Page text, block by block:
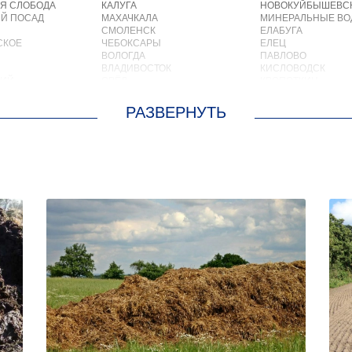
СЛОБОДА
ПОСАД
ПОЛЯНЫ
КАЛУГА
МАХАЧКАЛА
СМОЛЕНСК
ЧЕБОКСАРЫ
ВОЛОГДА
ВЛАДИВОСТОК
ОРЛОВ
КОСТРОМА
ПЕТРОЗАВОДСК
ОТРАДНЫЙ
ЧЕРЕПОВЕЦ
ОБЬ
НОВОКУЗНЕЦК
ПЯТИГОРСК
ОТРАДНОЕ
УЛАН УДЭ
СОВЕТСКИЙ
СТАРЫЙ ОСКОЛ
ЧИТА
КОВРОВ
МИНЕРАЛЬНЫЕ
ЕЛАБУГА
ЕЛЕЦ
ПАВЛОВО
КИСЛОВОДСК
КОРЕНОВСК
БОЛЬШОЙ КАМЕНЬ
КИРЖАЧ
ПРИОЗЕРСК
САЛЬСК
ТОБОЛЬСК
ВОТКИНСК
КИЗЛЯР
БЕРДСК
НЕФТЕЮГАНСК
ВОЛХОВ
САЛАВАТ
СОСНОВЫЙ БОР